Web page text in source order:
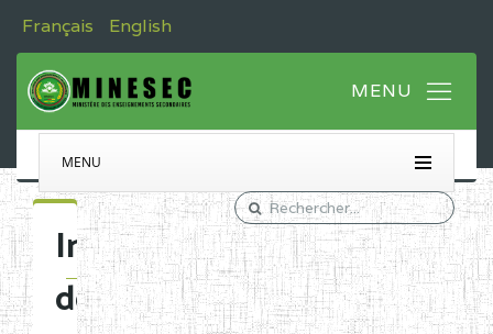
Français English
MENU
Immatriculation
des